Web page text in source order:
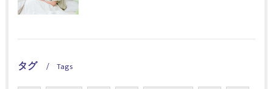
タグ Tags